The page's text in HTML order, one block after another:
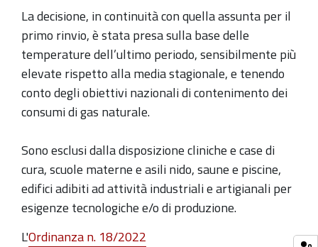
La decisione, in continuità con quella assunta per il
primo rinvio, è stata presa sulla base delle
temperature dell’ultimo periodo, sensibilmente più
elevate rispetto alla media stagionale, e tenendo
conto degli obiettivi nazionali di contenimento dei
consumi di gas naturale.
Sono esclusi dalla disposizione cliniche e case di
cura, scuole materne e asili nido, saune e piscine,
edifici adibiti ad attività industriali e artigianali per
esigenze tecnologiche e/o di produzione.
L'Ordinanza n. 18/2022